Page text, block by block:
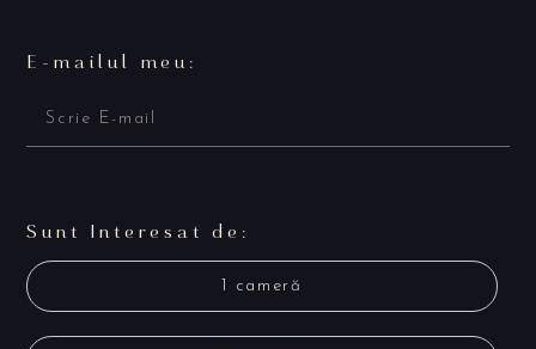
E-mailul meu:
Sunt Interesat de:
1 cameră